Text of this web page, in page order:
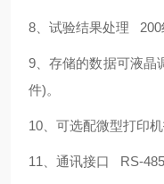
8、试验结果处理 200
9、存储的数据可液晶
件)。
10、可选配微型打印机
11、通讯接口 RS-